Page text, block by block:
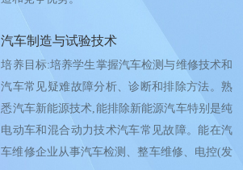
汽车制造与试验技术
培养目标:培养学生掌握汽车检测与维修技术和
汽车常见疑难故障分析、诊断和排除方法。熟
悉汽车新能源技术,能排除新能源汽车特别是纯
电动车和混合动力技术汽车常见故障。能在汽
车维修企业从事汽车检测、整车维修、电控(发